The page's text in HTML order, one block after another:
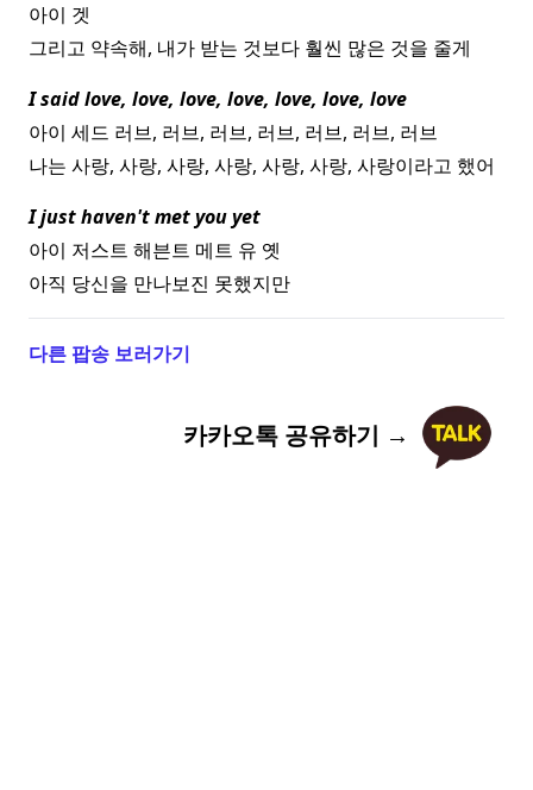
아이 겟
그리고 약속해, 내가 받는 것보다 훨씬 많은 것을 줄게
I said love, love, love, love, love, love, love
아이 세드 러브, 러브, 러브, 러브, 러브, 러브, 러브
나는 사랑, 사랑, 사랑, 사랑, 사랑, 사랑, 사랑이라고 했어
I just haven't met you yet
아이 저스트 해븐트 메트 유 옛
아직 당신을 만나보진 못했지만
다른 팝송 보러가기
카카오톡 공유하기 →